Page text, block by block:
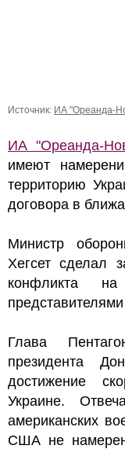
Источник: ИА "Ореанда-
ИА "Ореанда-
имеют
территорию
договора в
Министр
Хегсет сделал
конфликта
Глава
президента
достижение
Украине.
американских
США не